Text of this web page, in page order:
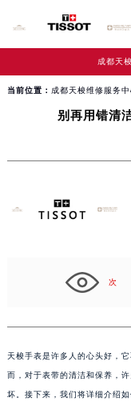
成都天
当前位置： 成都天梭维修服务中
别再用错清
次
天梭手表是许多人的心头好，
而，对于表带的清洁和保养，
坏。接下来，我们将详细介绍如